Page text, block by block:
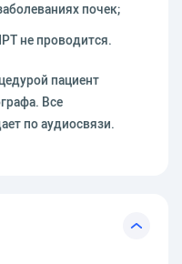
почек;
не проводится.
пациент
Все
по аудиосвязи.